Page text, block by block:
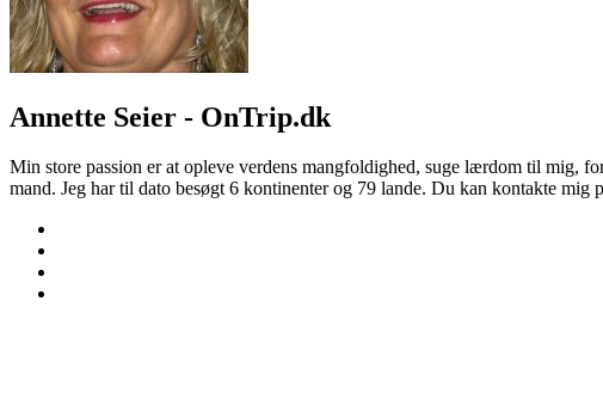
Annette Seier - OnTrip.dk
Min store passion er at opleve verdens mangfoldighed, suge lærdom til mig,
mand. Jeg har til dato besøgt 6 kontinenter og 79 lande. Du kan kontakte mig